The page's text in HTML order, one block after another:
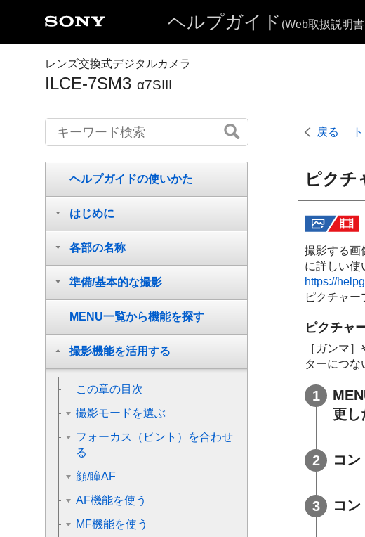
ヘルプガイド (Web取扱説明
レンズ交換式デジタルカメラ
ILCE-7SM3 α7SIII
戻る
ピクチ
撮影する画
に詳しい使
https://
ピクチャ
ピクチャ
［ガンマ］
ターにつな
更し
コ
コ
ヘルプガイドの使いかた
はじめに
各部の名称
準備/基本的な撮影
MENU一覧から機能を探す
撮影機能を活用する
この章の目次
撮影モードを選ぶ
フォーカス（ピント）を合わせ
る
顔/瞳AF
AF機能を使う
MF機能を使う